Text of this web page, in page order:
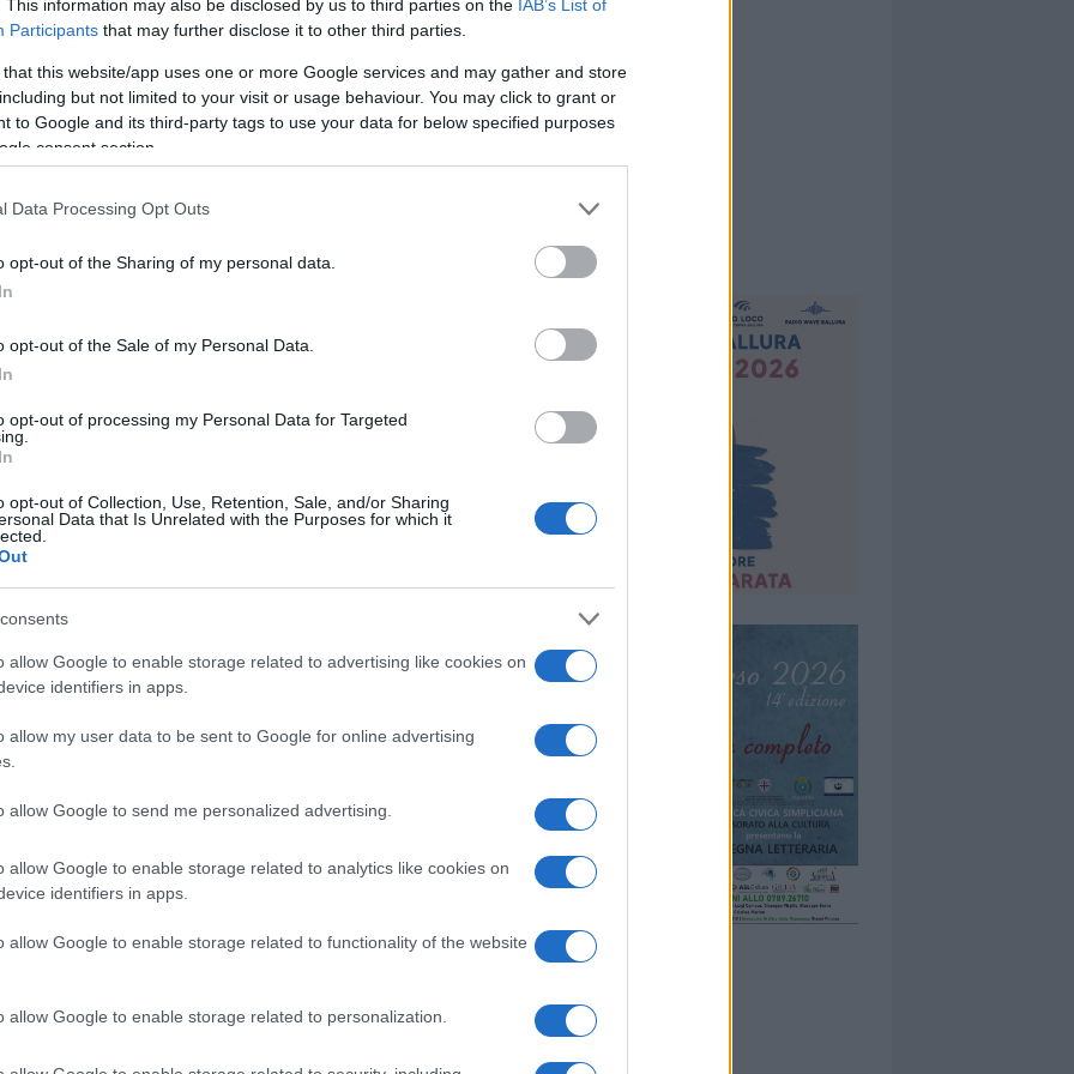
This information may also be disclosed by us to third parties on the IAB’s List of
Participants that may further disclose it to other third parties.
that this website/app uses one or more Google services and may gather and store
but not limited to your visit or usage behaviour. You may click to grant or
to Google and its third-party tags to use your data for below specified purposes
consent section.
Data Processing Opt Outs
opt-out of the Sharing of my personal data.
opt-out of the Sale of my Personal Data.
opt-out of processing my Personal Data for Targeted
opt-out of Collection, Use, Retention, Sale, and/or Sharing
Data that Is Unrelated with the Purposes for which it
allow Google to enable storage related to advertising like cookies on
identifiers in apps.
allow my user data to be sent to Google for online advertising
allow Google to send me personalized advertising.
allow Google to enable storage related to analytics like cookies on
identifiers in apps.
allow Google to enable storage related to functionality of the website
allow Google to enable storage related to personalization.
già da ieri a partire da via Escrivà e lungo
fino al 22 maggio nella fascia oraria
Aranci dal 23 maggio al 29 maggio
Cagliari dal 30 maggio fino al 14
Golfo Aranci dal 15 giugno al 30
per questi lavori. Diverse critiche rispetto
di mattina e in giorni lavorativi, ben
del percorso rispetto alla viabilità.
nella sezione